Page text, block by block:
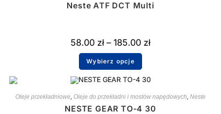
Neste ATF DCT Multi
58.00 zł – 185.00 zł
Wybierz opcje
Oleje przekładniowe Oleje do przekładni i mostów napędowych Neste
NESTE GEAR TO-4 30